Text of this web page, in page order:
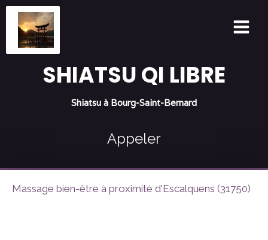
SHIATSU QI LIBRE
Shiatsu à Bourg-Saint-Bernard
Appeler
Massage bien-être à proximité d'Escalquens (31750)